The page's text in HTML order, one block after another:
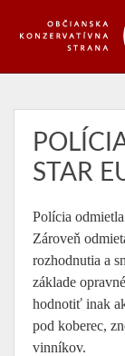
STAR
Polícia
Zároveň
rozhodnutia a
základe
hodnotiť inak
pod koberec,
vinníkov.